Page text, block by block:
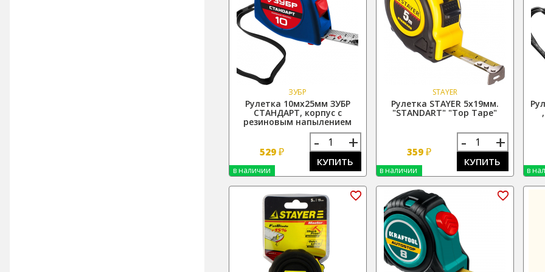
ЗУБР
Рулетка 10мх25мм ЗУБР
СТАНДАРТ, корпус с
резиновым напылением
529 ₽ - +
КУПИТЬ
в наличии
STAYER
Рулетка STAYER 5х19мм.
"STANDART" "Top Tape"
359 ₽ - +
КУПИТЬ
в наличии в